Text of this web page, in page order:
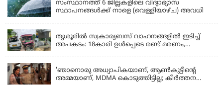
സംസ്ഥാനത്ത് 6 ജില്ലകളിലെ വിദ്യാഭ്യാസ
സ്ഥാപനങ്ങൾക്ക് നാളെ (വെള്ളിയാഴ്ച) അവധി
തൃശൂരിൽ സ്വകാര്യബസ് വാഹനങ്ങളില്‍ ഇടിച്ച്
അപകടം: 18കാരി ഉൾപ്പെടെ രണ്ട് മരണം,
'ഞാനൊരു അധ്യാപികയാണ്, ആണ്‍കുട്ടീന്റെ
അമ്മയാണ്‌, MDMA കൊടുത്തിട്ടില്ല; കീർത്തന